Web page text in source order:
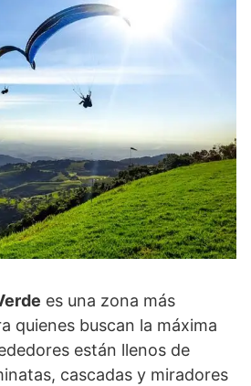
es una zona más
quienes buscan la máxima
están llenos de
cascadas y miradores